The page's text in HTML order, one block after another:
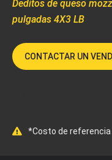
Deditos de queso
pulgadas 4X3 LB
CONTACTAR UN
*Costo de referencia